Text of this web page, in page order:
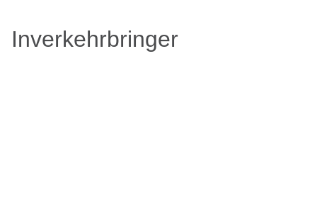
Inverkehrbringer